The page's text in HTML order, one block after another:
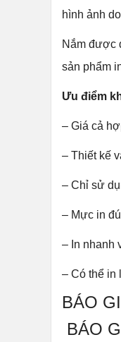
hình ảnh
Nắm được
sản phẩm
Ưu điểm
– Giá cả
– Thiết kế
– Chỉ sử
– Mực in
– In nhanh
– Có thể in
BÁO
BÁO